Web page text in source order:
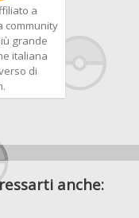
a
community
grande
italiana
di
anche: